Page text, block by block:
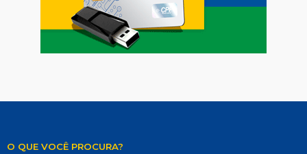
O QUE VOCÊ PROCURA?